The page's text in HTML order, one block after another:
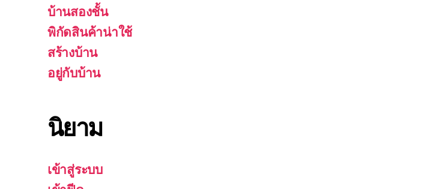
บ้านสองชั้น
พิกัดสินค้าน่าใช้
สร้างบ้าน
อยู่กับบ้าน
นิยาม
เข้าสู่ระบบ